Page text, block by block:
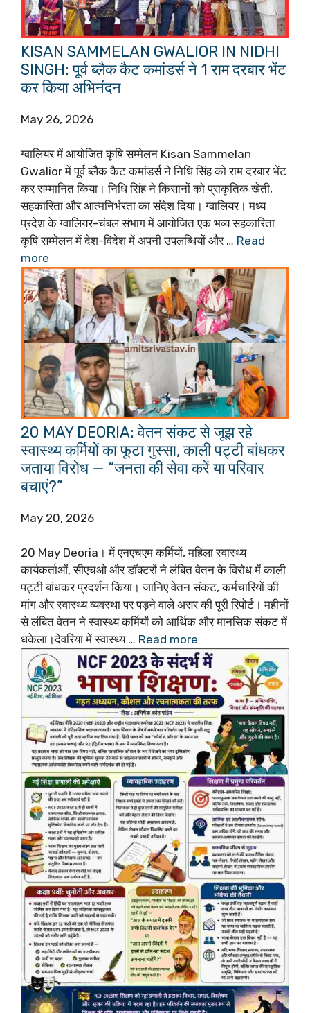
KISAN SAMMELAN GWALIOR IN NIDHI
SINGH: पूर्व ब्लैक कैट कमांडर्स ने 1 राम दरबार भेंट
कर किया अभिनंदन
May 26, 2026
ग्वालियर में आयोजित कृषि सम्मेलन Kisan Sammelan
Gwalior में पूर्व ब्लैक कैट कमांडर्स ने निधि सिंह को राम दरबार भेंट
कर सम्मानित किया। निधि सिंह ने किसानों को प्राकृतिक खेती,
सहकारिता और आत्मनिर्भरता का संदेश दिया। ग्वालियर। मध्य
प्रदेश के ग्वालियर-चंबल संभाग में आयोजित एक भव्य सहकारिता
कृषि सम्मेलन में देश-विदेश में अपनी उपलब्धियों और … Read
more
20 MAY DEORIA: वेतन संकट से जूझ रहे
स्वास्थ्य कर्मियों का फूटा गुस्सा, काली पट्टी बांधकर
जताया विरोध — “जनता की सेवा करें या परिवार
बचाएं?”
May 20, 2026
20 May Deoria। में एनएचएम कर्मियों, महिला स्वास्थ्य
कार्यकर्ताओं, सीएचओ और डॉक्टरों ने लंबित वेतन के विरोध में काली
पट्टी बांधकर प्रदर्शन किया। जानिए वेतन संकट, कर्मचारियों की
मांग और स्वास्थ्य व्यवस्था पर पड़ने वाले असर की पूरी रिपोर्ट। महीनों
से लंबित वेतन ने स्वास्थ्य कर्मियों को आर्थिक और मानसिक संकट में
धकेला।देवरिया में स्वास्थ्य … Read more